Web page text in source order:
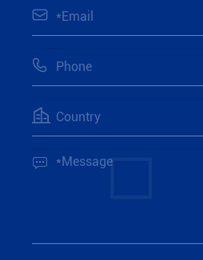



